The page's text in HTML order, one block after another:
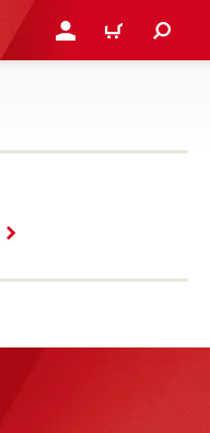
PIESLĒGTIES VAI
IEPIRKŠANĀS